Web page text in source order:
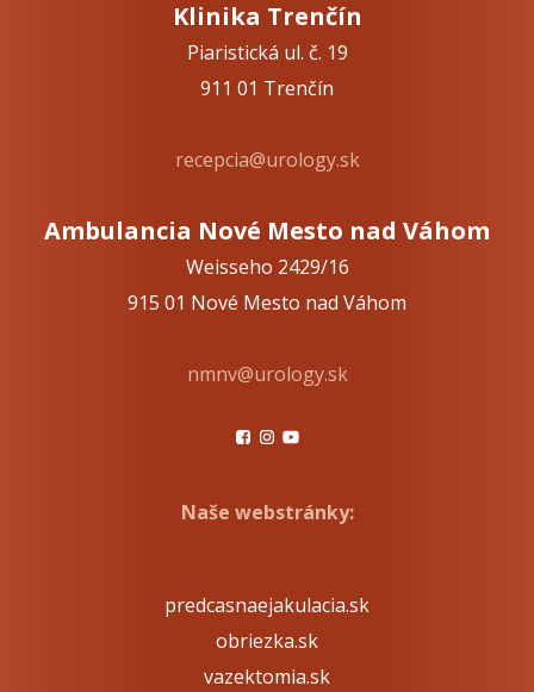
Klinika Trenčín
Piaristická ul. č. 19
911 01 Trenčín
recepcia@urology.sk
Ambulancia Nové Mesto nad Váhom
Weisseho 2429/16
915 01 Nové Mesto nad Váhom
nmnv@urology.sk
Naše webstránky:
predcasnaejakulacia.sk
obriezka.sk
vazektomia.sk